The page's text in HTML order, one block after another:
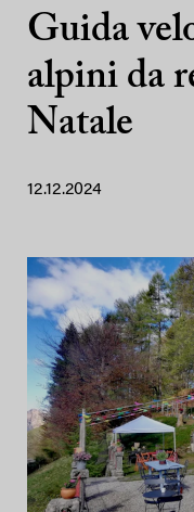
Guida
alpini da
Natale
12.12.2024